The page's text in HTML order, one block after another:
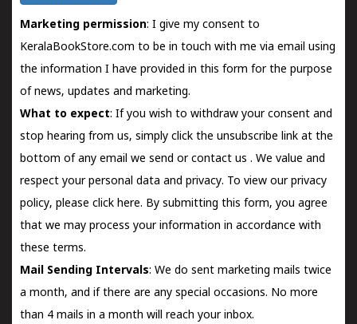
Marketing permission: I give my consent to
KeralaBookStore.com to be in touch with me via email using
the information I have provided in this form for the purpose
of news, updates and marketing.
What to expect: If you wish to withdraw your consent and
stop hearing from us, simply click the unsubscribe link at the
bottom of any email we send orcontact us . We value and
respect your personal data and privacy. To view our privacy
policy, please click here. By submitting this form, you agree
that we may process your information in accordance with
these terms.
Mail Sending Intervals: We do sent marketing mails twice
a month, and if there are any special occasions. No more
than 4 mails in a month will reach your inbox.